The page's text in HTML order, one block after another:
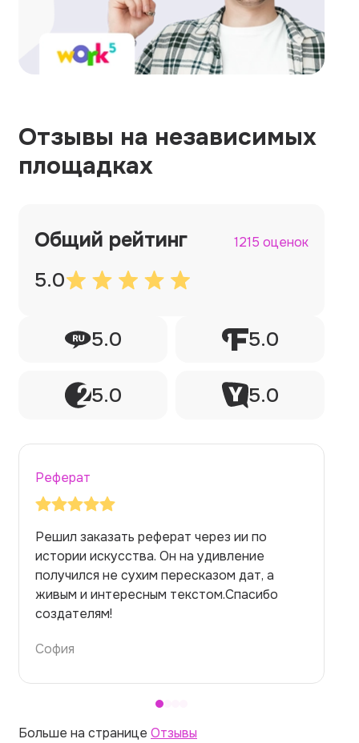
Отзывы на независимых
площадках
Общий рейтинг 1215 оценок
5.0
5.0 5.0
5.0 5.0
Реферат
Заказывала реферат с помощью нейросети
на медицинскую тему. Ожидала худшего,
но справилась. Термины использовала
правильно. Для быстрого ознакомления с
темой — идеально.
Алина
Больше на странице Отзывы